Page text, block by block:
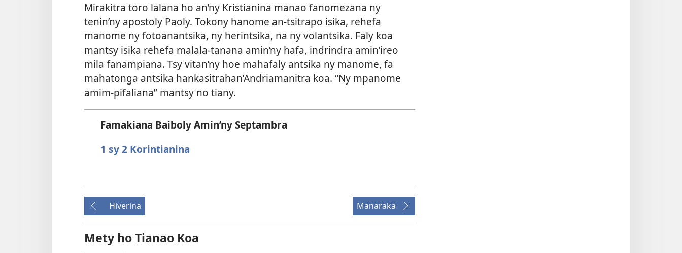
Mirakitra toro lalana ho an’ny Kristianina manao fanomezana ny
tenin’ny apostoly Paoly. Tokony hanome an-tsitrapo isika, rehefa
manome ny fotoanantsika, ny herintsika, na ny volantsika. Faly koa
mantsy isika rehefa malala-tanana amin’ny hafa, indrindra amin’ireo
mila fanampiana. Tsy vitan’ny hoe mahafaly antsika ny manome, fa
mahatonga antsika hankasitrahan’Andriamanitra koa. “Ny mpanome
amim-pifaliana” mantsy no tiany.
Famakiana Baiboly Amin’ny Septambra
1 sy 2 Korintianina
Hiverina Manaraka
Mety ho Tianao Koa